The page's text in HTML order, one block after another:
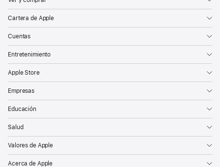
Cartera de Apple
Cuentas
Entretenimiento
Apple Store
Empresas
Educación
Salud
Valores de Apple
Acerca de Apple